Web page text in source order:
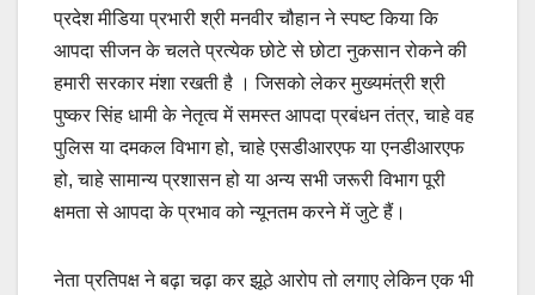
प्रदेश मीडिया प्रभारी श्री मनवीर चौहान ने स्पष्ट किया कि
आपदा सीजन के चलते प्रत्येक छोटे से छोटा नुकसान रोकने की
हमारी सरकार मंशा रखती है । जिसको लेकर मुख्यमंत्री श्री
पुष्कर सिंह धामी के नेतृत्व में समस्त आपदा प्रबंधन तंत्र, चाहे वह
पुलिस या दमकल विभाग हो, चाहे एसडीआरएफ या एनडीआरएफ
हो, चाहे सामान्य प्रशासन हो या अन्य सभी जरूरी विभाग पूरी
क्षमता से आपदा के प्रभाव को न्यूनतम करने में जुटे हैं।
नेता प्रतिपक्ष ने बढ़ा चढ़ा कर झूठे आरोप तो लगाए लेकिन एक भी